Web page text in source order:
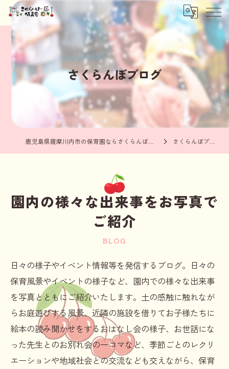
さくらんぼブログ
さくらんぼブログ
園内の様々な出来事をお写真で
ご紹介
BLOG
日々の様子やイベント情報等を発信するブログ。日々の
保育風景やイベントの様子など、園内での様々な出来事
を写真とともにご紹介いたします。土の感触に触れなが
らお庭遊びする風景、近隣の施設を借りてお子様たちに
絵本の読み聞かせをするおはなし会の様子、お世話にな
った先生とのお別れ会の一コマなど、季節ごとのレクリ
エーションや地域社会との交流なども交えながら、保育